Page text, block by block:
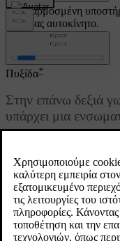
Προσαρμοσμένη
δικό σας αυτοκίνητο.
Ενημερώθηκε 19/10/2021
Πυξίδα*
Στην επάνω δεξιά
υπάρχει μια
κατεύθυνση της